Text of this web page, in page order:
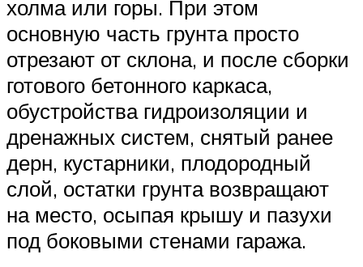
холма или горы. При этом
основную часть грунта просто
отрезают от склона, и после сборки
готового бетонного каркаса,
обустройства гидроизоляции и
дренажных систем, снятый ранее
дерн, кустарники, плодородный
слой, остатки грунта возвращают
на место, осыпая крышу и пазухи
под боковыми стенами гаража.